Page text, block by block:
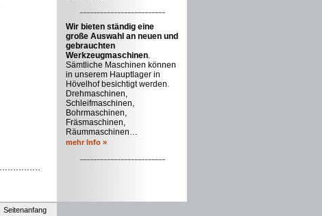
-------------------------
Wir bieten ständig eine
große Auswahl an neuen und
gebrauchten
Werkzeugmaschinen.
Sämtliche Maschinen können
in unserem Hauptlager in
Hövelhof besichtigt werden.
Drehmaschinen,
Schleifmaschinen,
Bohrmaschinen,
Fräsmaschinen,
Räummaschinen…
mehr Info »
-------------------------
Seitenanfang